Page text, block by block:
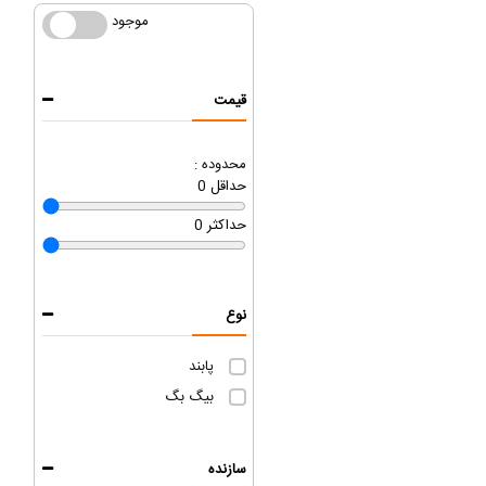
موجود موجود
قیمت
محدوده :
0 حداقل
0 حداکثر
نوع
پابند
بیگ بگ
سازنده